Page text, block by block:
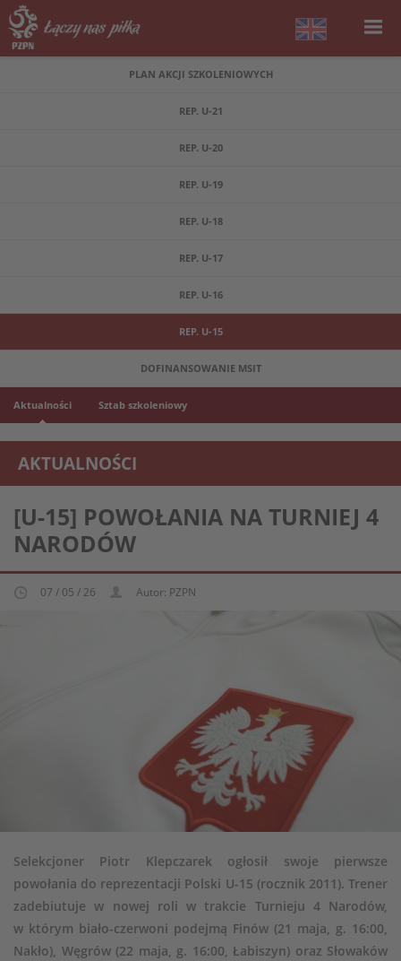
PLAN AKCJI SZKOLENIOWYCH
REP. U-21
REP. U-20
REP. U-19
REP. U-18
REP. U-17
REP. U-16
REP. U-15
DOFINANSOWANIE MSIT
Aktualności Sztab szkoleniowy
AKTUALNOŚCI
REPREZENTACJA MŁODZIEŻOWA U-15
[U-15] POWOŁANIA NA TURNIEJ 4
NARODÓW
07 / 05 / 26 Autor: PZPN
Selekcjoner Piotr Klepczarek ogłosił swoje pierwsze
powołania do reprezentacji Polski U-15 (rocznik 2011). Trener
zadebiutuje w nowej roli w trakcie Turnieju 4 Narodów,
w którym biało-czerwoni podejmą Finów (21 maja, g. 16:00,
Nakło), Węgrów (22 maja, g. 16:00, Łabiszyn) oraz Słowaków